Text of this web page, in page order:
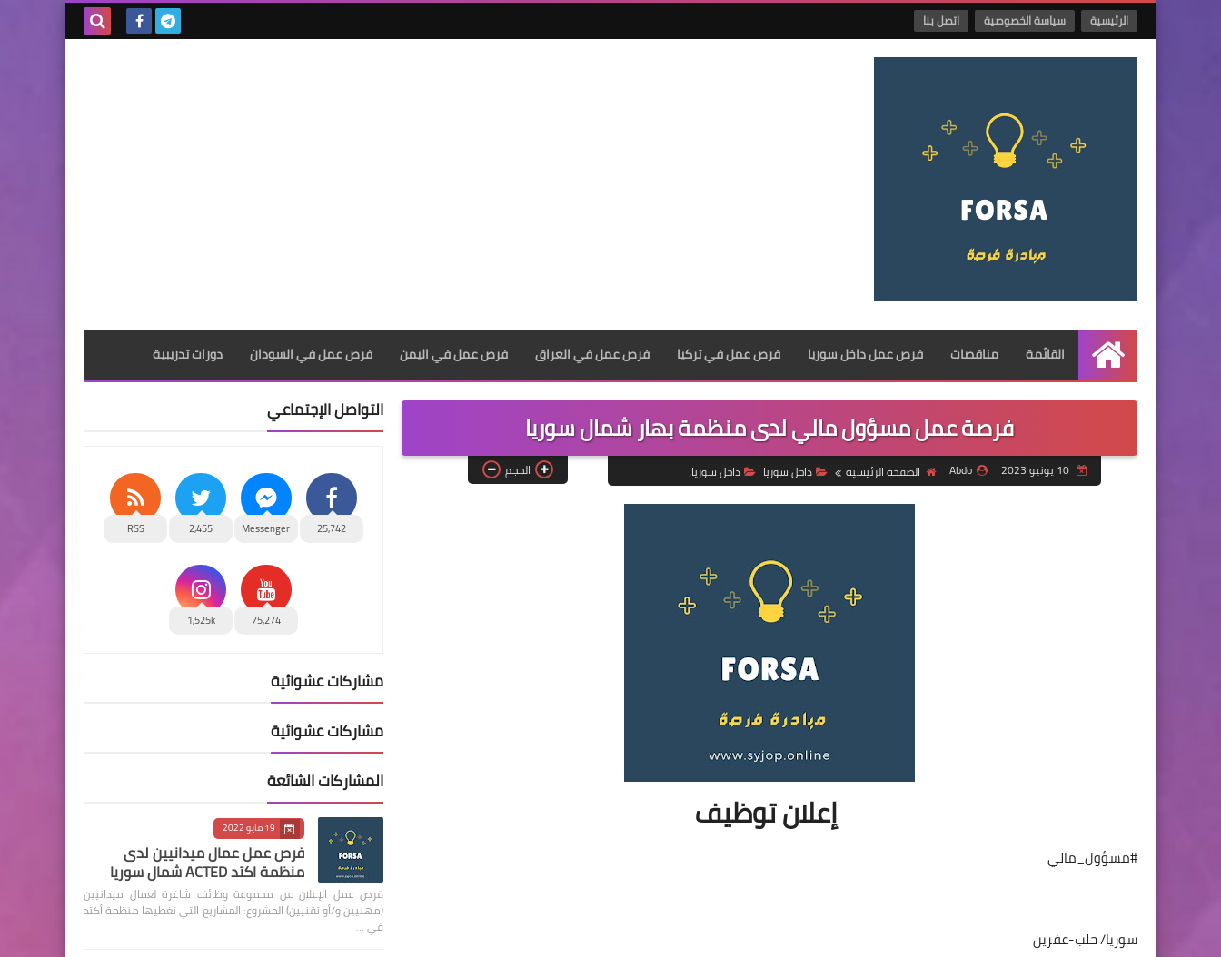
الرئيسية سياسة الخصوصية اتصل بنا
الرئيسية
القائمة مناقصات فرص عمل داخل سوريا فرص عمل في تركيا فرص عمل في العراق فرص عمل في اليمن فرص عمل في السودان دورات تدريبية
فرصة عمل مسؤول مالي لدى منظمة بهار شمال سوريا
10 يونيو 2023 Abdo الصفحة الرئيسية داخل سوريا داخل سوريا، الحجم
إعلان توظيف
#مسؤول_مالي
سوريا/ حلب-عفرين
التواصل الإجتماعي
25,742
Messenger
2,455
RSS
75,274
1,525k
مشاركات عشوائية
مشاركات عشوائية
المشاركات الشائعة
19 مايو 2022
فرص عمل عمال ميدانيين لدى
منظمة اكتد ACTED شمال سوريا
فرص عمل الإعلان عن مجموعة وظائف شاغرة لعمال ميدانيين
(مهنيين و/أو تقنيين) المشروع: المشاريع التي تغطيها منظمة أكتد
في …